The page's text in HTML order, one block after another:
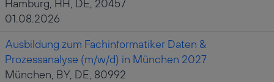
Hamburg, HH, DE, 20457
01.08.2026
Ausbildung zum Fachinformatiker Daten &
Prozessanalyse (m/w/d) in München 2027
München, BY, DE, 80992